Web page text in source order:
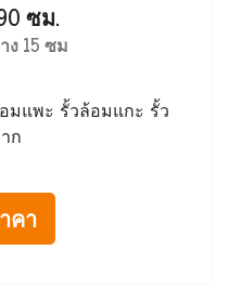
ซม.
ง 15 ซม
มแพะ รั้วล้อมแกะ รั้ว
ก
คา